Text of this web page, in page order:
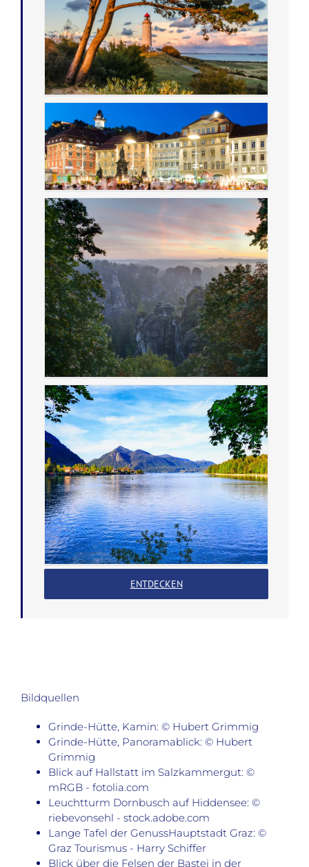
ENTDECKEN
Bildquellen
Grinde-Hütte, Kamin: © Hubert Grimmig
Grinde-Hütte, Panoramablick: © Hubert
Grimmig
Blick auf Hallstatt im Salzkammergut: ©
mRGB - fotolia.com
Leuchtturm Dornbusch auf Hiddensee: ©
riebevonsehl - stock.adobe.com
Lange Tafel der GenussHauptstadt Graz: ©
Graz Tourismus - Harry Schiffer
Blick über die Felsen der Bastei in der